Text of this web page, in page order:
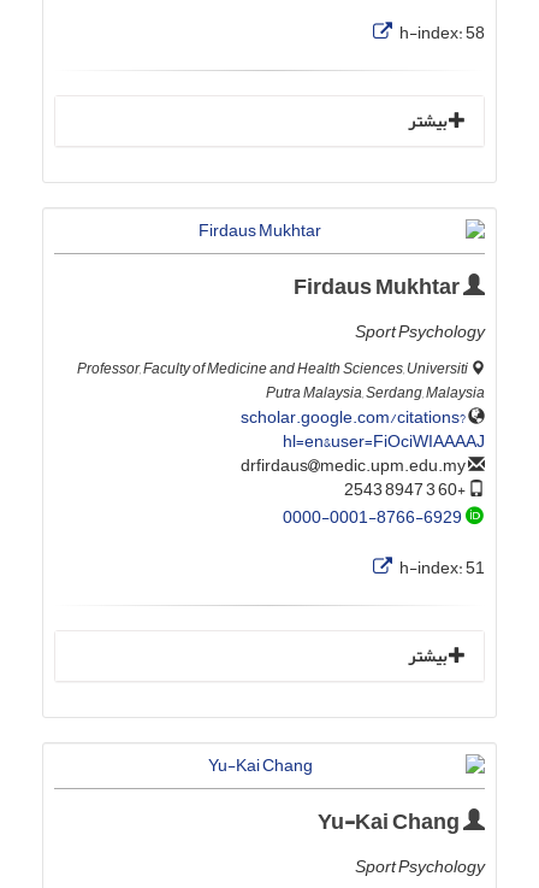
h-index:58
بیشتر
Sport Psychology
Professor, Faculty of Medicine and Health Sciences, Universiti
Putra Malaysia, Serdang, Malaysia
scholar.google.com/citations?
hl=en&user=FiOciWIAAAAJ
medic.upm.edu.my
+60 3 8947 2543
0000-0001-8766-6929
h-index:51
بیشتر
Sport Psychology